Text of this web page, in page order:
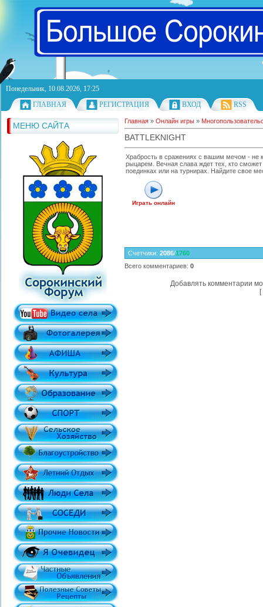
Понедельник, 10.08.2026, 17:25
ГЛАВНАЯ
РЕГИСТРАЦИЯ ВХОД RSS
МЕНЮ САЙТА Главная » Онлайн игры »
BATTLEKNIGHT
Храбрость в сражениях с вашим мечом - не
рыцарем. Вечная слава ждет тех, кто сможет
поединках или на турнирах. Найдите свое
Играть онлайн
Счетчики: 2086/1760
Всего комментариев: 0
Добавлять комментарии
[